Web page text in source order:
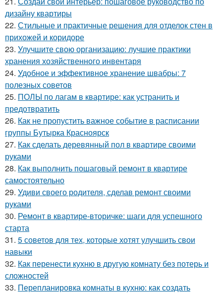
дизайну квартиры
22. Стильные и практичные решения для отделок стен в
прихожей и коридоре
23. Улучшите свою организацию: лучшие практики
хранения хозяйственного инвентаря
24. Удобное и эффективное хранение швабры: 7
полезных советов
25. ПОЛЫ по лагам в квартире: как устранить и
предотвратить
26. Как не пропустить важное событие в расписании
группы Бутырка Красноярск
27. Как сделать деревянный пол в квартире своими
руками
28. Как выполнить пошаговый ремонт в квартире
самостоятельно
29. Удиви своего родителя, сделав ремонт своими
руками
30. Ремонт в квартире-вторичке: шаги для успешного
старта
31. 5 советов для тех, которые хотят улучшить свои
навыки
32. Как перенести кухню в другую комнату без потерь и
сложностей
33. Перепланировка комнаты в кухню: как создать